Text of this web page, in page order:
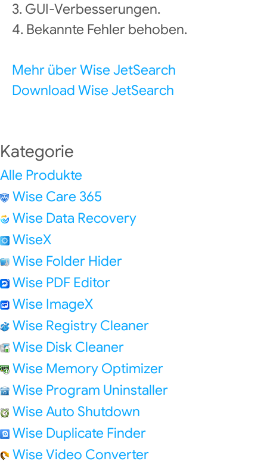
3. GUI-Verbesserungen.
4. Bekannte Fehler behoben.
Mehr über Wise JetSearch
Download Wise JetSearch
Kategorie
Alle Produkte
Wise Care 365
Wise Data Recovery
WiseX
Wise Folder Hider
Wise PDF Editor
Wise ImageX
Wise Registry Cleaner
Wise Disk Cleaner
Wise Memory Optimizer
Wise Program Uninstaller
Wise Auto Shutdown
Wise Duplicate Finder
Wise Video Converter